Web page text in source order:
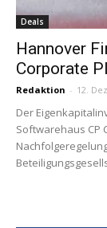
Deals
Hannover
Corporate
Redaktion - 12.
Der
Softwarehaus CP